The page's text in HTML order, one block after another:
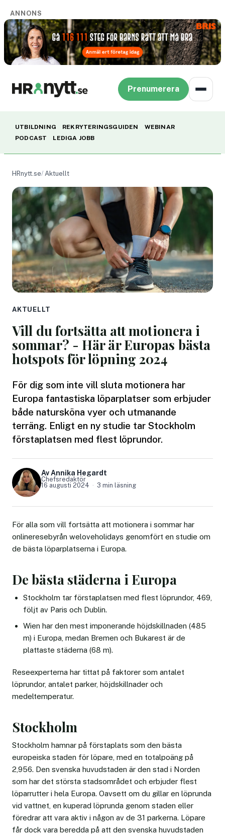
ANNONS
Prenumerera
UTBILDNING REKRYTERINGSGUIDEN
WEBINAR
PODCAST
LEDIGA JOBB
HRnytt.se Aktuellt
AKTUELLT
Vill du fortsätta att motionera i
sommar? - Här är Europas bästa
hotspots för löpning 2024
För dig som inte vill sluta motionera har
Europa fantastiska löparplatser som erbjuder
både natursköna vyer och utmanande
terräng. Enligt en ny studie tar Stockholm
förstaplatsen med flest löprundor.
Av Annika Hegardt
Chefsredaktör
16 augusti 2024
3 min läsning
För alla som vill fortsätta att motionera i sommar har
onlineresebyrån weloveholidays genomfört en studie om
de bästa löparplatserna i Europa.
De bästa städerna i Europa
Stockholm tar förstaplatsen med flest löprundor, 469,
följt av Paris och Dublin.
Wien har den mest imponerande höjdskillnaden (485
m) i Europa, medan Bremen och Bukarest är de
plattaste städerna (68 m).
Reseexperterna har tittat på faktorer som antalet
löprundor, antalet parker, höjdskillnader och
medeltemperatur.
Stockholm
Stockholm hamnar på förstaplats som den bästa
europeiska staden för löpare, med en totalpoäng på
2,956. Den svenska huvudstaden är den stad i Norden
som har det största stadsområdet och erbjuder flest
löparrutter i hela Europa. Oavsett om du gillar en löprunda
vid vattnet, en kuperad löprunda genom staden eller
föredrar att vara aktiv i någon av de 31 parkerna. Löpare
får dock vara beredda på att den svenska huvudstaden